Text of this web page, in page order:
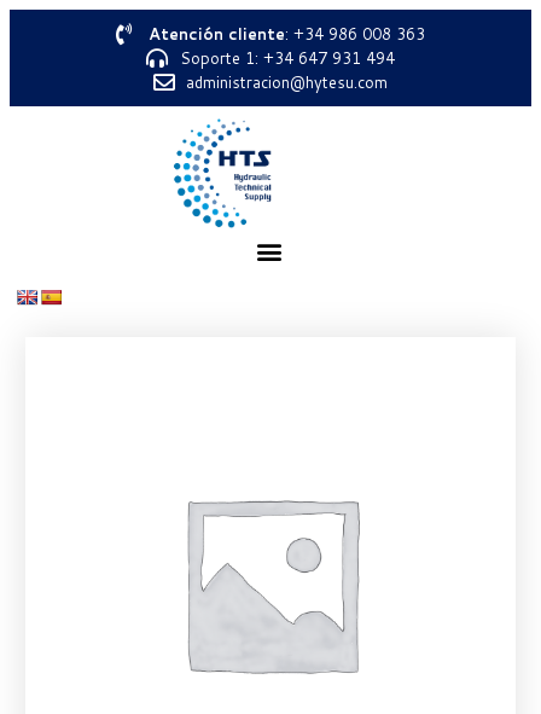
Atención cliente: +34 986 008 363
Soporte 1: +34 647 931 494
administracion@hytesu.com